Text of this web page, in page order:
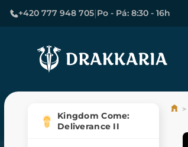
+420 777 948 705|Po - Pá: 8:30 - 16h
Kingdom Come:
Deliverance II